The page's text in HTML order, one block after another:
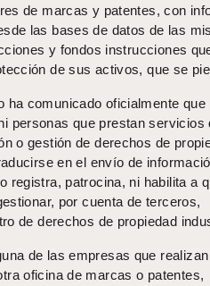
de marcas y patentes, con
las bases de datos de las
y fondos instrucciones
de sus activos, que se
ha comunicado oficialmente que
personas que prestan servicios
o gestión de derechos de
en el envío de
registra, patrocina, ni habilita a
por cuenta de terceros,
de derechos de propiedad
de las empresas que
oficina de marcas o patentes,